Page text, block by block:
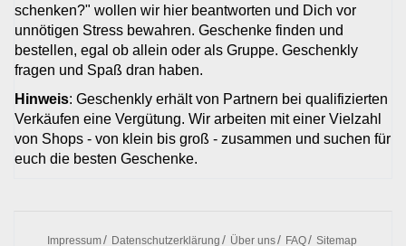
schenken?" wollen wir hier beantworten und Dich vor
unnötigen Stress bewahren. Geschenke finden und
bestellen, egal ob allein oder als Gruppe. Geschenkly
fragen und Spaß dran haben.
Hinweis: Geschenkly erhält von Partnern bei qualifizierten
Verkäufen eine Vergütung. Wir arbeiten mit einer Vielzahl
von Shops - von klein bis groß - zusammen und suchen für
euch die besten Geschenke.
Impressum Datenschutzerklärung Über uns FAQ Sitemap